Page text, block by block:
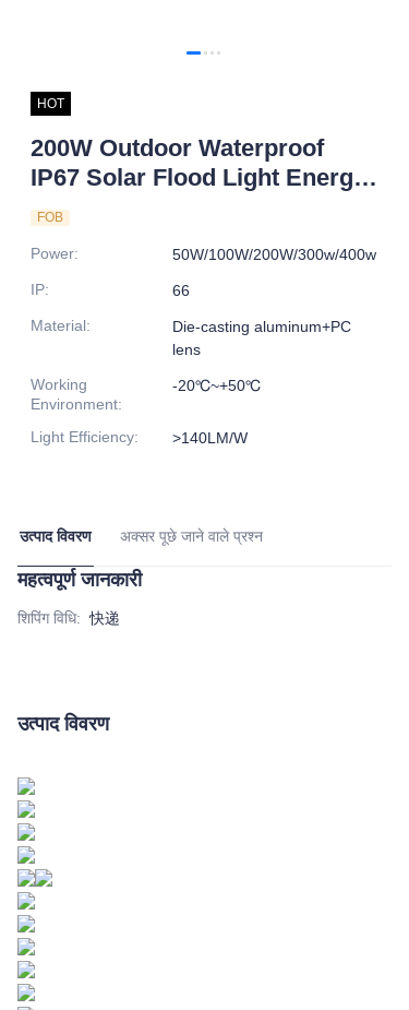
HOT
200W Outdoor Waterproof
IP67 Solar Flood Light Energy
Saving LED with Aluminum
FOB
Power:
50W/100W/200W/300w/400w
IP:
66
Material:
Die-casting aluminum+PC
lens
Working
Environment:
-20℃~+50℃
Light Efficiency: >140LM/W
उत्पाद विवरण अक्सर पूछे जाने वाले प्रश्न
महत्वपूर्ण जानकारी
शिपिंग विधि: 快递
उत्पाद विवरण